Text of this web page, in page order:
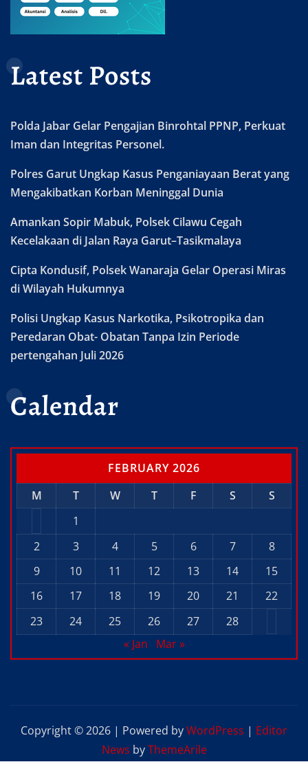
Latest Posts
Polda Jabar Gelar Pengajian Binrohtal PPNP, Perkuat
Iman dan Integritas Personel.
Polres Garut Ungkap Kasus Penganiayaan Berat yang
Mengakibatkan Korban Meninggal Dunia
Amankan Sopir Mabuk, Polsek Cilawu Cegah
Kecelakaan di Jalan Raya Garut–Tasikmalaya
Cipta Kondusif, Polsek Wanaraja Gelar Operasi Miras
di Wilayah Hukumnya
Polisi Ungkap Kasus Narkotika, Psikotropika dan
Peredaran Obat- Obatan Tanpa Izin Periode
pertengahan Juli 2026
Calendar
FEBRUARY 2026
M
T W T F S
S
1
2
3 4 5 6 7
8
9
10 11 12 13 14
15
16
17 18 19 20 21
22
23
24 25 26 27
28
« Jan
Mar »
Copyright © 2026 | Powered byWordPress | Editor
News byThemeArile